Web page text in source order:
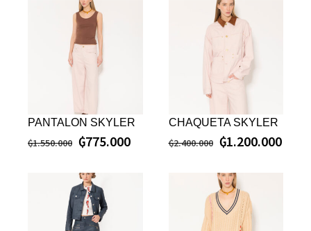
PANTALON SKYLER
₲1.550.000 ₲775.000
CHAQUETA SKYLER
₲2.400.000 ₲1.200.000